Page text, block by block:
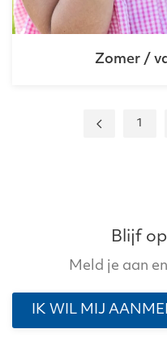
Zomer /
1
Blijf
Meld je aan
IK WIL MIJ